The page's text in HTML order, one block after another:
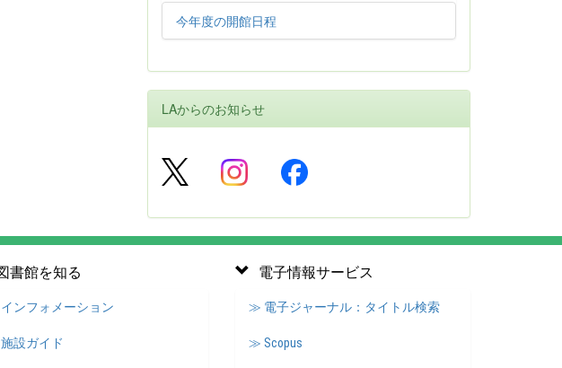
今年度の開館日程
LAからのお知らせ
書館を知る
ンフォメーション
設ガイド
電子情報サービス
≫ 電子ジャーナル：タイトル検索
≫ Scopus